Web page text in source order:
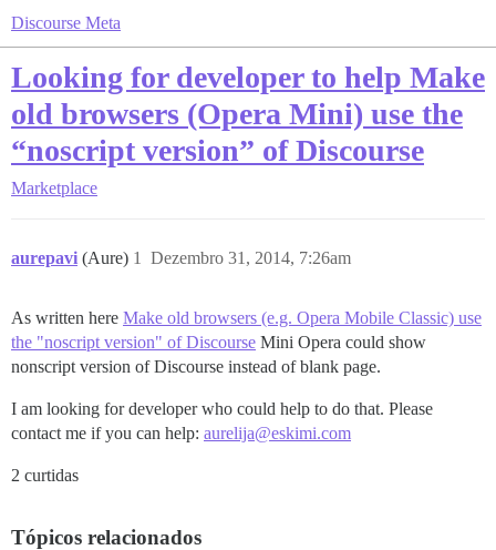
Discourse Meta
Looking for developer to help Make
old browsers (Opera Mini) use the
“noscript version” of Discourse
Marketplace
aurepavi (Aure) Dezembro 31, 2014, 7:26am
1
As written here Make old browsers (e.g. Opera Mobile Classic) use
the "noscript version" of Discourse Mini Opera could show
nonscript version of Discourse instead of blank page.
I am looking for developer who could help to do that. Please
contact me if you can help: aurelija@eskimi.com
2 curtidas
Tópicos relacionados